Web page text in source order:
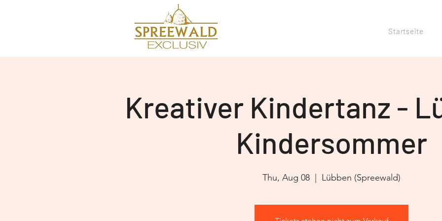
Startseite
Kreativer Kindertanz -
Kindersommer
Thu, Aug 08 Lübben (Spreewald)